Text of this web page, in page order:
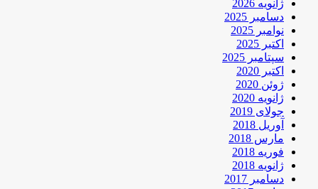
ژانویه 2026
دسامبر 2025
نوامبر 2025
اکتبر 2025
سپتامبر 2025
اکتبر 2020
ژوئن 2020
ژانویه 2020
جولای 2019
آوریل 2018
مارس 2018
فوریه 2018
ژانویه 2018
دسامبر 2017